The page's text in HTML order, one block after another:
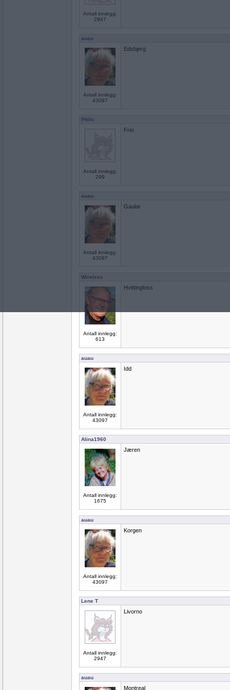
Antall innlegg:
2947
auau
Antall innlegg:
43097
Edsbjerg
Philo
Antall innlegg:
299
Frei
auau
Antall innlegg:
43097
Gaular
Wireless
Antall innlegg:
613
Hvittingfoss
auau
Antall innlegg:
43097
Idd
Alina1960
Antall innlegg:
1675
Jæren
auau
Antall innlegg:
43097
Korgen
Lene T
Antall innlegg:
2947
Livorno
auau
Montreal